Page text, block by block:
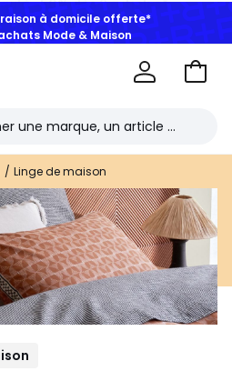
à domicile offerte*
Mode & Maison
Aller
Linge de maison